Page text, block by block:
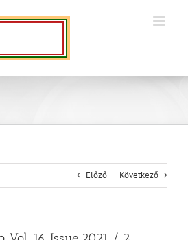
Előző Következő